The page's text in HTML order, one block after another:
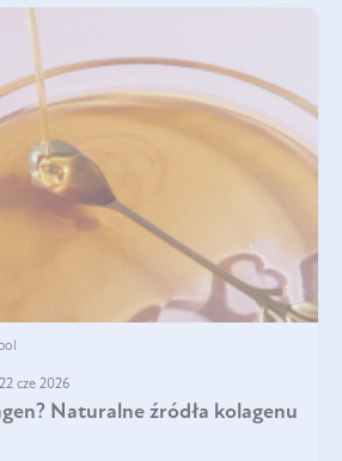
cze 2026
Naturalne źródła kolagenu